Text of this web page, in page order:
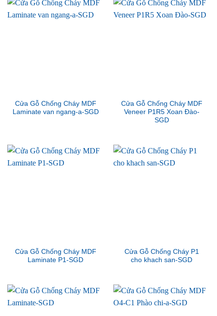
Cửa Gỗ Chống Cháy MDF
Laminate van ngang-a-SGD
Cửa Gỗ Chống Cháy MDF
Veneer P1R5 Xoan Đào-
SGD
Cửa Gỗ Chống Cháy MDF
Laminate P1-SGD
Cửa Gỗ Chống Cháy P1
cho khach san-SGD